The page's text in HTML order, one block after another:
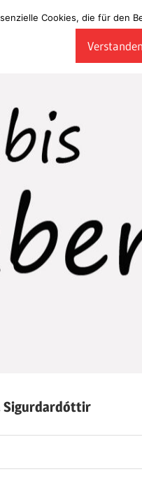
Sigurdardóttir
Cookies, die für den